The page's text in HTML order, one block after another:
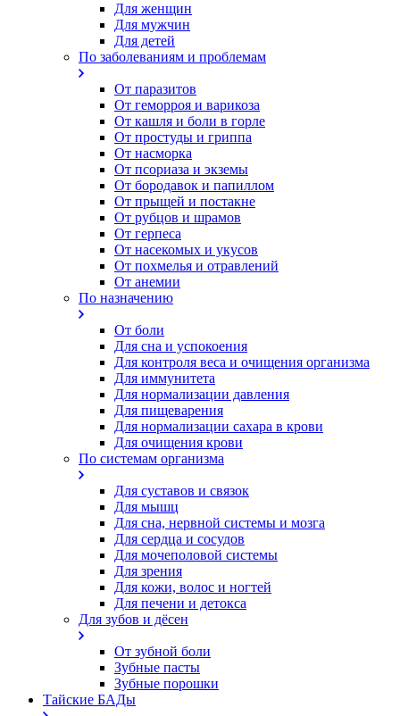
Для женщин
Для мужчин
Для детей
По заболеваниям и проблемам
От паразитов
Oт геморроя и варикоза
От кашля и боли в горле
От простуды и гриппа
От насморка
Oт псориаза и экземы
От бородавок и папиллом
От прыщей и постакне
От рубцов и шрамов
От герпеса
От насекомых и укусов
От похмелья и отравлений
От анемии
По назначению
От боли
Для сна и успокоения
Для контроля веса и очищения организма
Для иммунитета
Для нормализации давления
Для пищеварения
Для нормализации сахара в крови
Для очищения крови
По системам организма
Для суставов и связок
Для мышц
Для сна, нервной системы и мозга
Для сердца и сосудов
Для мочеполовой системы
Для зрения
Для кожи, волос и ногтей
Для печени и детокса
Для зубов и дёсен
От зубной боли
Зубные пасты
Зубные порошки
Тайские БАДы